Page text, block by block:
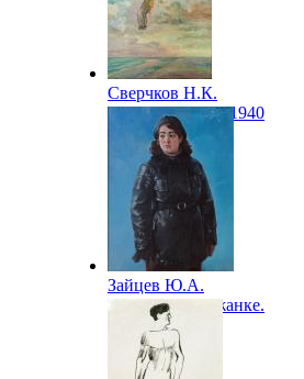
Сверчков Н.К.
Парашютистка. 1940
Зайцев Ю.А.
Женщина в кожанке.
(Санюк). 1940